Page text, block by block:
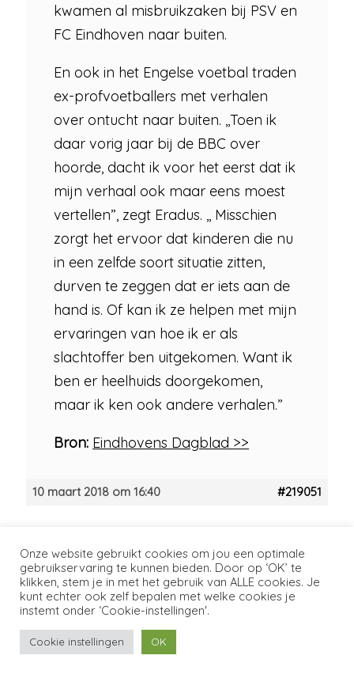
kwamen al misbruikzaken bij PSV en
FC Eindhoven naar buiten.
En ook in het Engelse voetbal traden
ex-profvoetballers met verhalen
over ontucht naar buiten. ,,Toen ik
daar vorig jaar bij de BBC over
hoorde, dacht ik voor het eerst dat ik
mijn verhaal ook maar eens moest
vertellen”, zegt Eradus. ,, Misschien
zorgt het ervoor dat kinderen die nu
in een zelfde soort situatie zitten,
durven te zeggen dat er iets aan de
hand is. Of kan ik ze helpen met mijn
ervaringen van hoe ik er als
slachtoffer ben uitgekomen. Want ik
ben er heelhuids doorgekomen,
maar ik ken ook andere verhalen.”
Bron: Eindhovens Dagblad >>
10 maart 2018 om 16:40 #219051
Moderator
Wim Deetman en de schijn van
partijdigheid
Onze website gebruikt cookies om jou een optimale
gebruikservaring te kunnen bieden. Door op ‘OK’ te
klikken, stem je in met het gebruik van ALLE cookies. Je
kunt echter ook zelf bepalen met welke cookies je
instemt onder ‘Cookie-instellingen'.
Cookie instellingen OK